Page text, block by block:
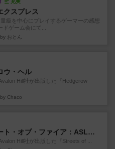
充実
クスプレス
級を中心にプレイするゲーマーの感想
ドゲーム会にて...
by おとん
ウ・ヘル
Hill社が出版した『Hedgerow
by Chaco
ストリート・オブ・ファイア：ASLデラックスモジュール1
Hill社が出版した『Streets of ...